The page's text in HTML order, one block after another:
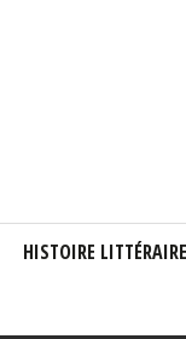
HISTOIRE LITTÉRAIRE